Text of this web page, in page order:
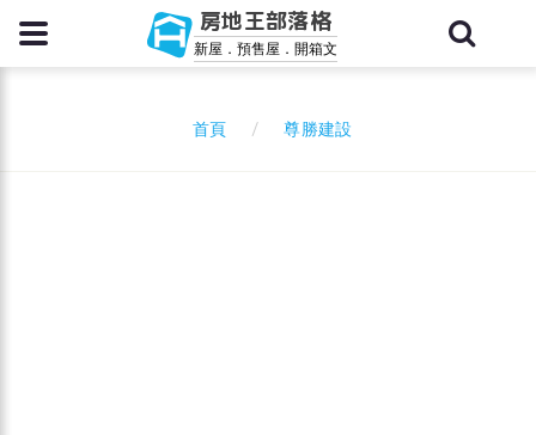
房地王部落格
新屋．預售屋．開箱文
首頁 尊勝建設